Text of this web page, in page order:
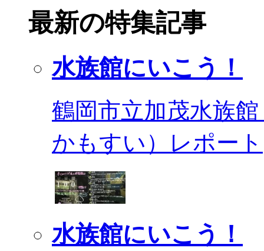
最新の特集記事
水族館にいこう！
鶴岡市立加茂水族
かもすい）レポート
水族館にいこう！